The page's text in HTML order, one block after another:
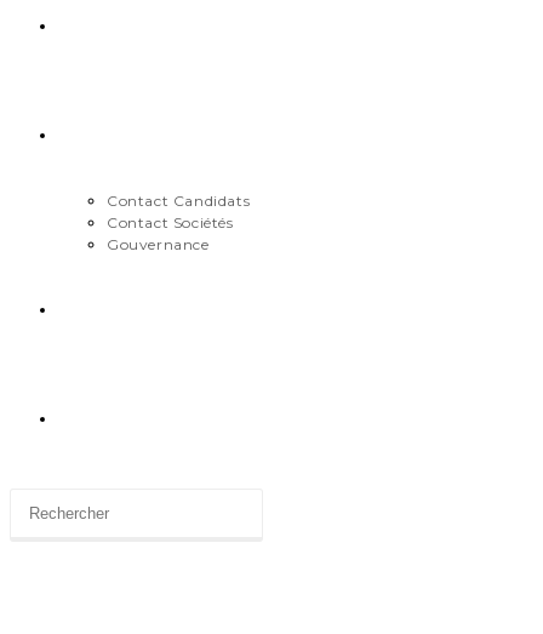
Contact Candidats
Contact Sociétés
Gouvernance